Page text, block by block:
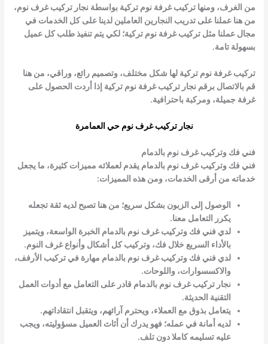
من الغرف، ومنهاتركيب غرفة نوم تركية بواسطة نجار تركيب غرف نوم،
من هنا عملنا على تدريب النجارين العاملين لدينا على كل الخدمات في
مجال عملنا مثلتركيب غرفة نوم تركية؛ لكي يتم تنفيذ طلب كل عميل
بسهولة تامة.
تركيب غرفة نوم تركية لها شكل مختلف، وتصميم رائع، وراقي، من هنا
قم بالاتصال برقمنجار تركيب غرفة نوم تركية إذا أردت الحصول على
غرفة جميلة، ومركبة باحترافية.
نجار تركيب غرف نوم حي العمامرة
فني فك وتركيب غرف نوم بالدمام
فني فك وتركيب غرف نوم بالدمام يقدم لعملائه مميزات كثيرة، ما يجعل
خدماته من أرقى الخدمات، ومن هذه المميزات:
الوصول إلى الزبون بشكل سريع؛ من هنا تصبح لديه ثقة تجعله
يكرر التعامل معنا.
لديفني فك وتركيب غرف نوم بالدمام الخبرة الواسعة، ويتميز
بالأداء السريع خلال فك، وتركيب كل أشكال وأنواع غرف النوم.
لديفني فك وتركيب غرف نوم بالدمام مهارة في تركيب الأرفف،
والاكسسوارات، واللوحات.
نجار تركيب غرف نوم بالدمام قادر على التعامل مع أدوات العمل
التقنية الحديثة.
يتعامل بذوق مع العملاء، ويحترم آرائهم، ويتقبل انتقاداتهم.
لديه أمانة في عمله؛ فهو يدرك أن أثاث العميل مسؤوليته، ويجب
عليه تسليمه كاملا دون تلف.